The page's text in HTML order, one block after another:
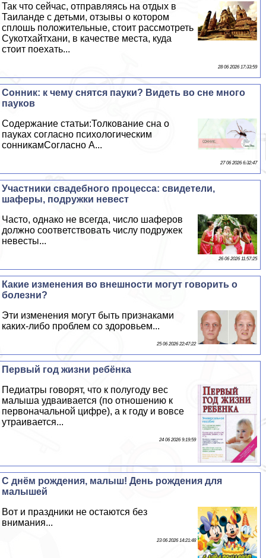
Так что сейчас, отправляясь на отдых в
Таиланде с детьми, отзывы о котором
сплошь положительные, стоит рассмотреть
Сукотхайтхани, в качестве места, куда
стоит поехать...
28 06 2026 17:33:59
Сонник: к чему снятся пауки? Видеть во сне много
пауков
Содержание статьи:Толкование сна о
пауках согласно психологическим
сонникамСогласно А...
27 06 2026 6:32:47
Участники свадебного процесса: свидетели,
шаферы, подружки невест
Часто, однако не всегда, число шаферов
должно соответствовать числу подружек
невесты...
26 06 2026 11:57:25
Какие изменения во внешности могут говорить о
болезни?
Эти изменения могут быть признаками
каких-либо проблем со здоровьем...
25 06 2026 22:47:22
Первый год жизни ребёнка
Педиатры говорят, что к полугоду вес
малыша удваивается (по отношению к
первоначальной цифре), а к году и вовсе
утраивается...
24 06 2026 9:19:59
С днём рождения, малыш! День рождения для
малышей
Вот и праздники не остаются без
внимания...
23 06 2026 14:21:48